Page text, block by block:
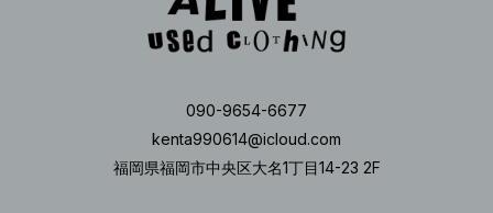
090-9654-6677
kenta990614@icloud.com
福岡県福岡市中央区大名1丁目14-23 2F